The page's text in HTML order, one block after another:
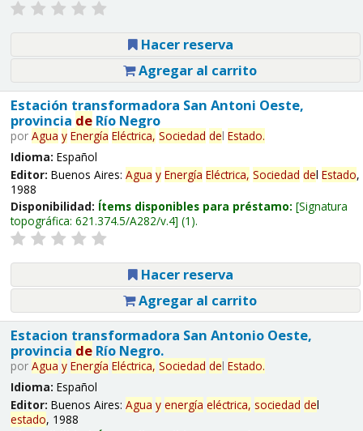
Hacer reserva
Agregar al carrito
Estación transformadora San Antoni Oeste,
provincia deRío Negro
por Agua y Energía Eléctrica, Sociedad del Estado.
Idioma: Español
Editor: Buenos Aires: Agua y Energía Eléctrica, Sociedad del Estado,
1988
Disponibilidad: Ítems disponibles para préstamo: Signatura
topográfica: 621.374.5/A282/v.4 (1).
Hacer reserva
Agregar al carrito
Estacion transformadora San Antonio Oeste,
provincia deRío Negro.
por Agua y Energía Eléctrica, Sociedad del Estado.
Idioma: Español
Editor: Buenos Aires: Agua y energía eléctrica, sociedad del
estado, 1988